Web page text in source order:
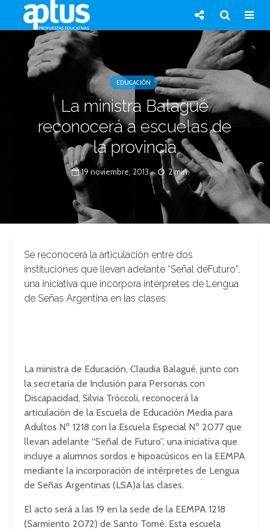
EDUCACIÓN
La ministra Balagué
reconocerá a escuelas de
la provincia
19 noviembre, 2013 2 min.
Se reconocerá la articulación entre dos
instituciones que llevan adelante “Señal deFuturo”,
una iniciativa que incorpora intérpretes de Lengua
de Señas Argentina en las clases.
La ministra de Educación, Claudia Balagué, junto con
la secretaria de Inclusión para Personas con
Discapacidad, Silvia Tróccoli, reconocerá la
articulación de la Escuela de Educación Media para
Adultos Nº 1218 con la Escuela Especial Nº 2077 que
llevan adelante “Señal de Futuro”, una iniciativa que
incluye a alumnos sordos e hipoacúsicos en la EEMPA
mediante la incorporación de intérpretes de Lengua
de Señas Argentinas (LSA)a las clases.
El acto será a las 19 en la sede de la EEMPA 1218
(Sarmiento 2072) de Santo Tomé. Esta escuela